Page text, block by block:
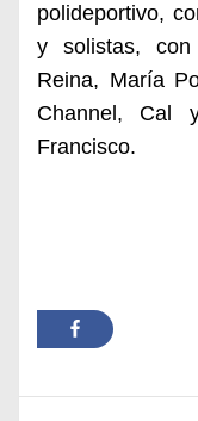
polideportivo,
y solistas,
Reina, María
Channel, Cal
Francisco.